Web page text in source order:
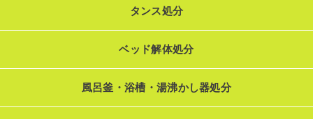
タンス処分
ベッド解体処分
風呂釜・浴槽・湯沸かし器処分